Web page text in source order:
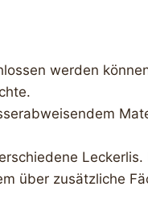
werden
über zusätzliche